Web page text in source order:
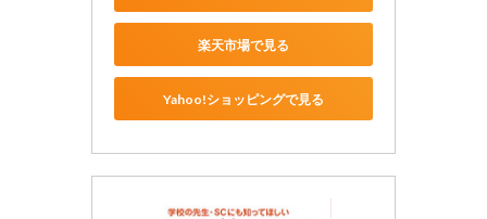
楽天市場で見る
Yahoo!ショッピングで見る